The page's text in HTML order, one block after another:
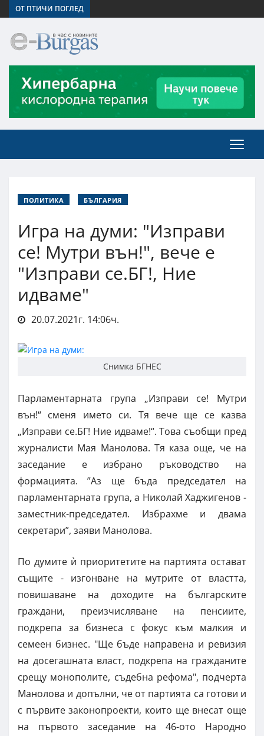
ОТ ПТИЧИ ПОГЛЕД
ПОЛИТИКА БЪЛГАРИЯ
Игра на думи: "Изправи
се! Мутри вън!", вече е
"Изправи се.БГ!, Ние
идваме"
20.07.2021г. 14:06ч.
Снимка БГНЕС
Парламентарната група „Изправи се! Мутри
вън!“ сменя името си. Тя вече ще се казва
„Изправи се.БГ! Ние идваме!“. Това съобщи пред
журналисти Мая Манолова. Тя каза още, че на
заседание е избрано ръководство на
формацията. ”Аз ще бъда председател на
парламентарната група, а Николай Хаджигенов -
заместник-председател. Избрахме и двама
секретари”, заяви Манолова.
По думите ѝ приоритетите на партията остават
същите - изгонване на мутрите от властта,
повишаване на доходите на българските
граждани, преизчисляване на пенсиите,
подкрепа за бизнеса с фокус към малкия и
семеен бизнес. "Ще бъде направена и ревизия
на досегашната власт, подкрепа на гражданите
срещу монополите, съдебна рефома", подчерта
Манолова и допълни, че от партията са готови и
с първите законопроекти, които ще внесат още
на първото заседание на 46-ото Народно